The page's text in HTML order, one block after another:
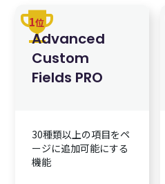
trophy
1位
Advanced
Custom
Fields PRO
30種類以上の項目をペ
ージに追加可能にする
機能